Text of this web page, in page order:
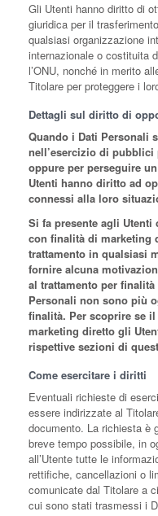
Gli Utenti hanno diritto di
giuridica per il
qualsiasi organizzazione
internazionale o costituita
l’ONU, nonché in merito
Titolare per proteggere i
Dettagli sul diritto di
Quando i Dati Personali
nell’esercizio di
oppure per perseguire
Utenti hanno diritto ad
connessi alla loro
Si fa presente agli
con finalità di marketing
trattamento in qualsiasi
fornire alcuna
al trattamento per
Personali non sono più
finalità. Per scoprire se
marketing diretto gli
rispettive sezioni di
Come esercitare i diritti
Eventuali richieste di
essere indirizzate al
documento. La richiesta è
breve tempo possibile, in
all’Utente tutte le
rettifiche, cancellazioni o
comunicate dal Titolare a
cui sono stati trasmessi i